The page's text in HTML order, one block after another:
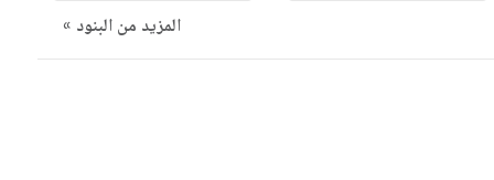
المزيد من البنود »